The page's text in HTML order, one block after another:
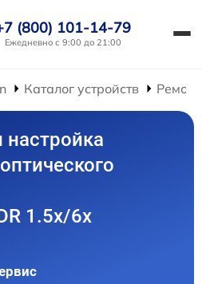
(800) 101-14-79
Ежедневно с 9:00 до 21:00
Каталог устройств
настройка
1.5x/6x